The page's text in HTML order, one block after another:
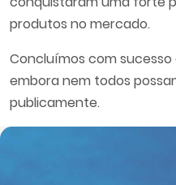
produtos no mercado.
Concluímos com
embora nem todos
publicamente.